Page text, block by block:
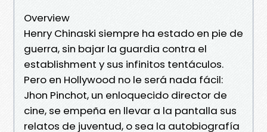
Overview
Henry Chinaski siempre ha estado en pie de
guerra, sin bajar la guardia contra el
establishment y sus infinitos tentáculos.
Pero en Hollywood no le será nada fácil:
Jhon Pinchot, un enloquecido director de
cine, se empeña en llevar a la pantalla sus
relatos de juventud, o sea la autobiografía